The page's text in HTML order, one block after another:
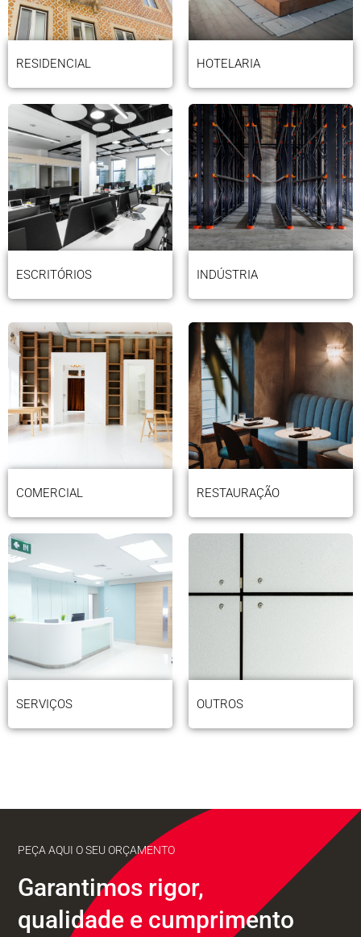
RESIDENCIAL HOTELARIA
ESCRITÓRIOS INDÚSTRIA
COMERCIAL RESTAURAÇÃO
SERVIÇOS OUTROS
PEÇA AQUI O SEU ORÇAMENTO
Garantimos rigor,
qualidade e cumprimento